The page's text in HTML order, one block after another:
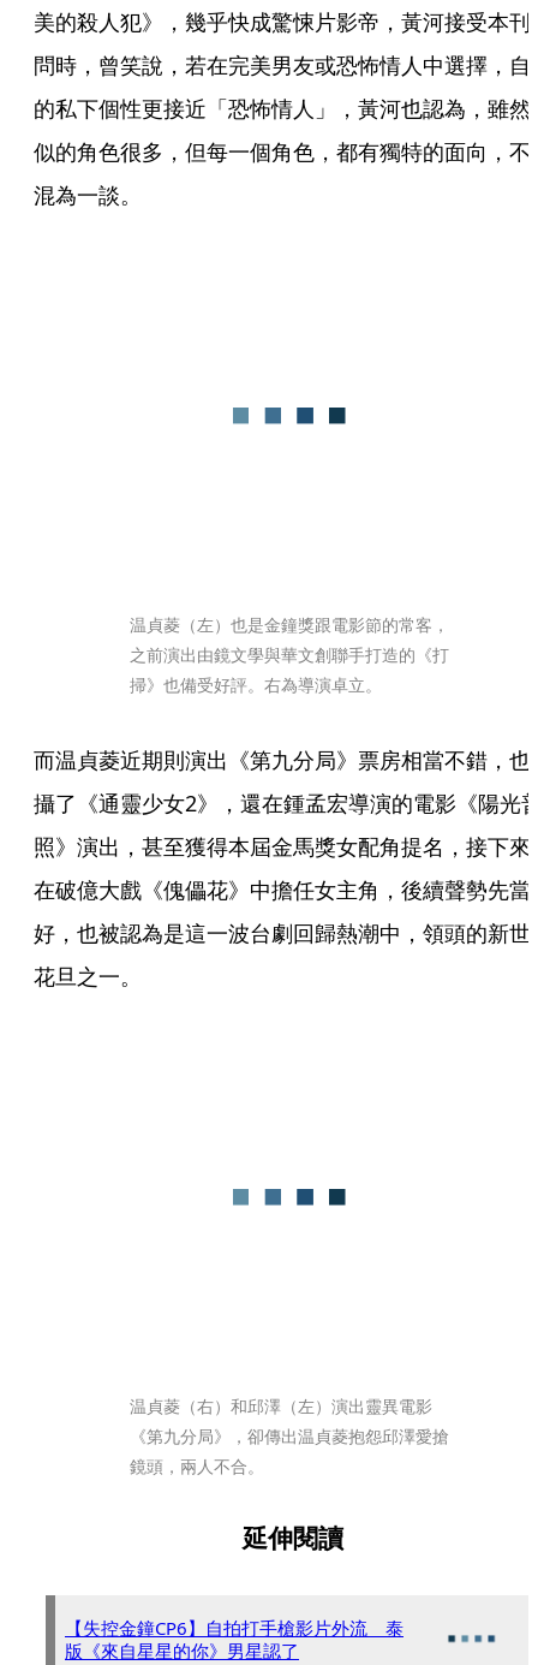
美的殺人犯》，幾乎快成驚悚片影帝，黃河接受本刊
問時，曾笑說，若在完美男友或恐怖情人中選擇，自
的私下個性更接近「恐怖情人」，黃河也認為，雖然
似的角色很多，但每一個角色，都有獨特的面向，不
混為一談。
温貞菱（左）也是金鐘獎跟電影節的常客，
之前演出由鏡文學與華文創聯手打造的《打
掃》也備受好評。右為導演卓立。
而温貞菱近期則演出《第九分局》票房相當不錯，也
攝了《通靈少女2》，還在鍾孟宏導演的電影《陽光
照》演出，甚至獲得本屆金馬獎女配角提名，接下來
在破億大戲《傀儡花》中擔任女主角，後續聲勢先當
好，也被認為是這一波台劇回歸熱潮中，領頭的新世
花旦之一。
温貞菱（右）和邱澤（左）演出靈異電影
《第九分局》，卻傳出温貞菱抱怨邱澤愛搶
鏡頭，兩人不合。
延伸閱讀
【失控金鐘CP6】自拍打手槍影片外流 泰
版《來自星星的你》男星認了